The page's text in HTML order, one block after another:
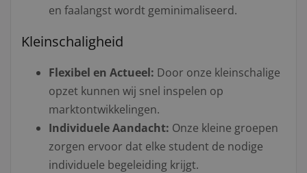
en faalangst wordt geminimaliseerd.
Kleinschaligheid
Flexibel en Actueel: Door onze kleinschalige
opzet kunnen wij snel inspelen op
marktontwikkelingen.
Individuele Aandacht: Onze kleine groepen
zorgen ervoor dat elke student de nodige
individuele begeleiding krijgt.